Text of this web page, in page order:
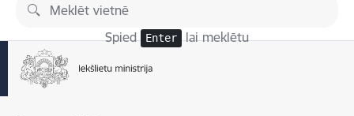
Pāriet uz lapas saturu
Spied Enter lai meklētu